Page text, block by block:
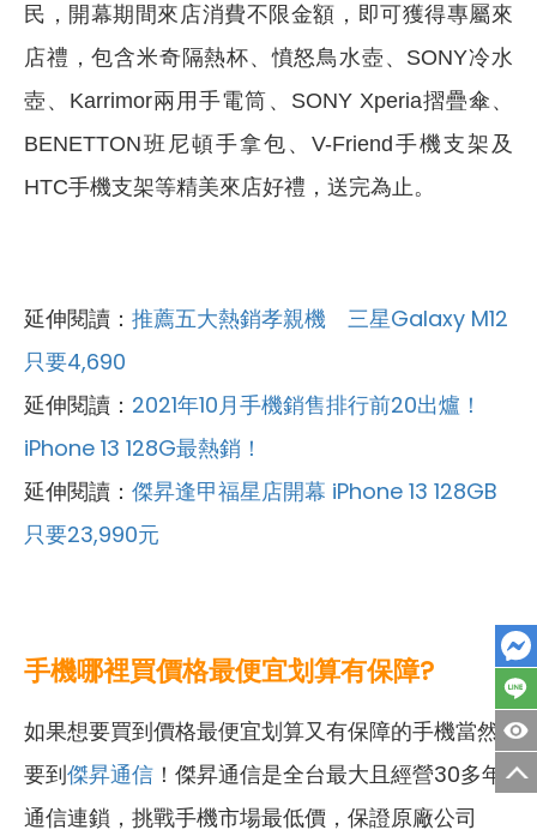
民，開幕期間來店消費不限金額，即可獲得專屬來
店禮，包含米奇隔熱杯、憤怒鳥水壺、SONY冷水
壺、Karrimor兩用手電筒、SONY Xperia摺疊傘、
BENETTON班尼頓手拿包、V-Friend手機支架及
HTC手機支架等精美來店好禮，送完為止。
延伸閱讀： 推薦五大熱銷孝親機 三星Galaxy M12
只要4,690
延伸閱讀： 2021年10月手機銷售排行前20出爐！
iPhone 13 128G最熱銷！
延伸閱讀： 傑昇逢甲福星店開幕 iPhone 13 128GB
只要23,990元
手機哪裡買價格最便宜划算有保障?
如果想要買到價格最便宜划算又有保障的手機當然
要到傑昇通信 ！傑昇通信是全台最大且經營30多年
通信連鎖，挑戰手機市場最低價，保證原廠公司